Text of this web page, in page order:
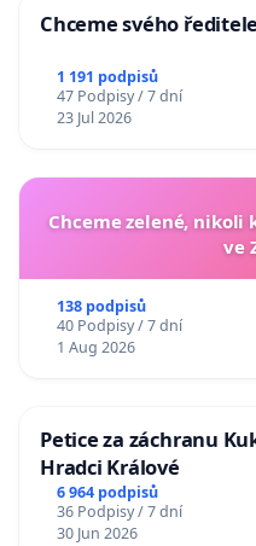
Chceme svého ředitele
1 191 podpisů
47 Podpisy / 7 dní
23 Jul 2026
Chceme zelené, nikoli
ve
138 podpisů
40 Podpisy / 7 dní
1 Aug 2026
Petice za záchranu
Hradci Králové
6 964 podpisů
36 Podpisy / 7 dní
30 Jun 2026